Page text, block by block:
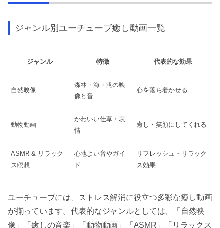
ジャンル別ユーチューブ癒し動画一覧
ジャンル 特徴 代表的な効果
自然映像
森林・海・滝の映
像と音
心を落ち着かせる
動物動画
かわいい仕草・表
情
癒し・笑顔にしてくれる
ASMR & リラック
ス瞑想
心地よい音やガイ
ド
リフレッシュ・リラック
ス効果
ユーチューブには、ストレス解消に役立つ多彩な癒し動画
が揃っています。代表的なジャンルとしては、「自然映
像」「癒しの音楽」「動物動画」「ASMR」「リラックス